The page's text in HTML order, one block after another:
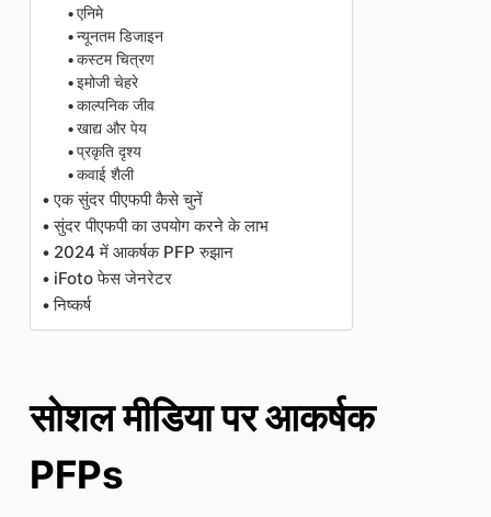
एनिमे
न्यूनतम डिजाइन
कस्टम चित्रण
इमोजी चेहरे
काल्पनिक जीव
खाद्य और पेय
प्रकृति दृश्य
कवाई शैली
एक सुंदर पीएफपी कैसे चुनें
सुंदर पीएफपी का उपयोग करने के लाभ
2024 में आकर्षक PFP रुझान
iFoto फेस जेनरेटर
निष्कर्ष
सोशल मीडिया पर आकर्षक
PFPs